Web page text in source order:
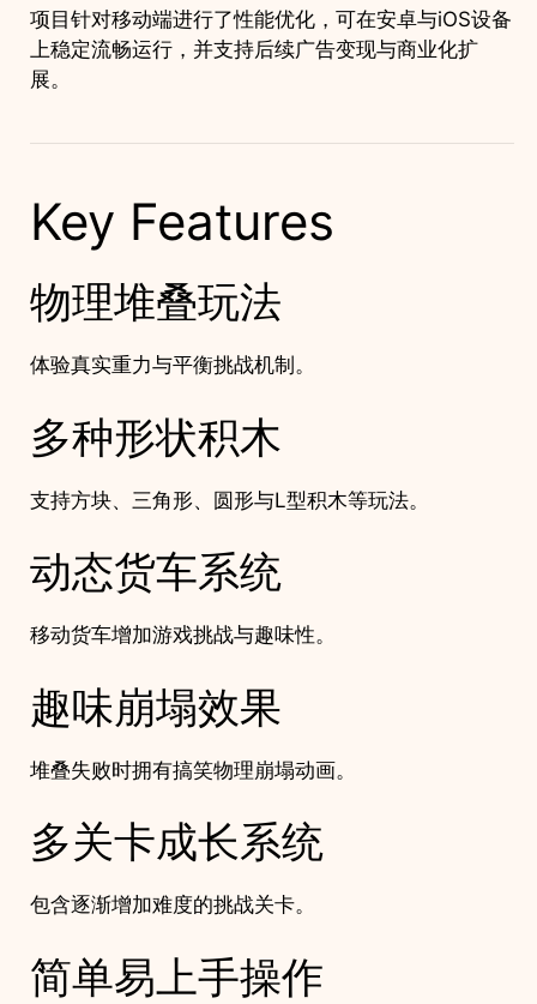
项目针对移动端进行了性能优化，可在安卓与iOS设备
上稳定流畅运行，并支持后续广告变现与商业化扩
展。
Key Features
物理堆叠玩法
体验真实重力与平衡挑战机制。
多种形状积木
支持方块、三角形、圆形与L型积木等玩法。
动态货车系统
移动货车增加游戏挑战与趣味性。
趣味崩塌效果
堆叠失败时拥有搞笑物理崩塌动画。
多关卡成长系统
包含逐渐增加难度的挑战关卡。
简单易上手操作